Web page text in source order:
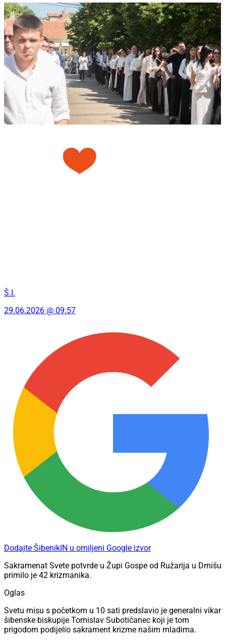
Š.I.
29.06.2026 @ 09:57
Dodajte ŠibenikIN u omiljeni Google izvor
Sakramenat Svete potvrde u Župi Gospe od Ružarija u Drnišu
primilo je 42 krizmanika.
Oglas
Svetu misu s početkom u 10 sati predslavio je generalni vikar
šibenske biskupije Tomislav Subotičanec koji je tom
prigodom podijelio sakrament krizme našim mladima.